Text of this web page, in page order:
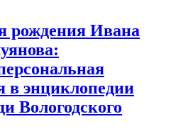
рождения Ивана
в энциклопедии
Вологодского